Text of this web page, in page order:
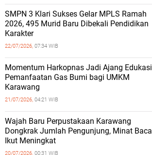
SMPN 3 Klari Sukses Gelar MPLS Ramah
2026, 495 Murid Baru Dibekali Pendidikan
Karakter
22/07/2026, 07:34 WIB
Momentum Harkopnas Jadi Ajang Edukasi
Pemanfaatan Gas Bumi bagi UMKM
Karawang
21/07/2026, 04:21 WIB
Wajah Baru Perpustakaan Karawang
Dongkrak Jumlah Pengunjung, Minat Baca
Ikut Meningkat
20/07/2026, 00:31 WIB